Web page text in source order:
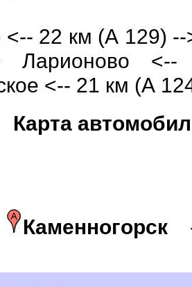
<-- 22 км (А 129)
Ларионово
<-- 21 км (А
Карта
Каменногорск